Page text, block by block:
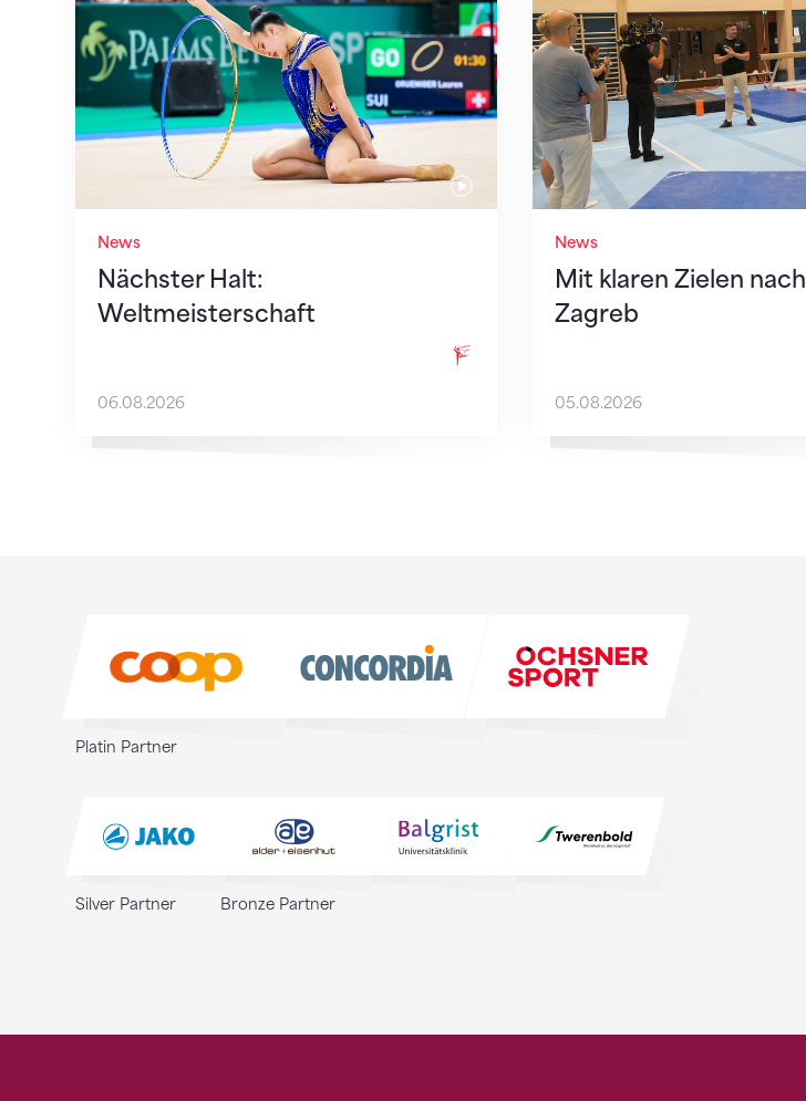
News
Nächster Halt:
Weltmeisterschaft
06.08.2026
News
Mit klaren Zielen nach
Zagreb
05.08.2026
Platin Partner
Silver Partner Bronze Partner